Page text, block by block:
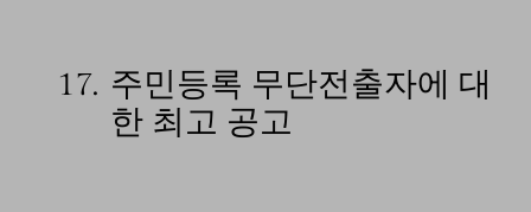
17. 주민등록 무단전출자에 대
한 최고 공고